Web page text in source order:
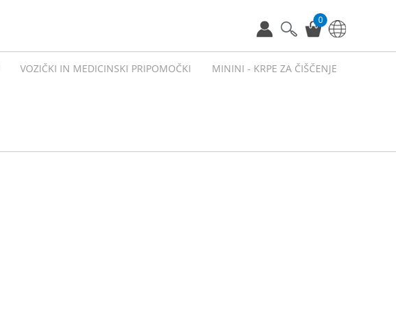
0
VOZIČKI IN MEDICINSKI PRIPOMOČKI MININI - KRPE ZA ČIŠČENJE